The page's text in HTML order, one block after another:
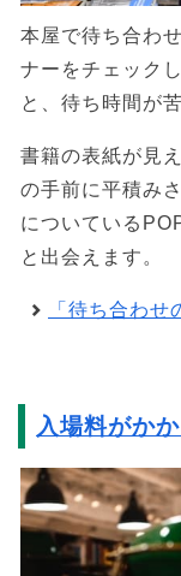
本屋で待ち合わ
ナーをチェック
と、待ち時間が
書籍の表紙が見
の手前に平積み
についている
と出会えます。
「待ち合わ
入場料がか